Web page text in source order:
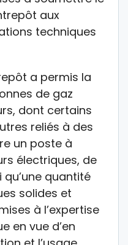
aux
techniques
a permis la
de gaz
dont certains
reliés à des
un poste à
électriques, de
quantité
solides et
à l’expertise
en vue d’en